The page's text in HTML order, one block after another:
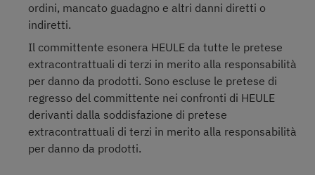
ordini, mancato guadagno e altri danni diretti o
indiretti.
Il committente esonera HEULE da tutte le pretese
extracontrattuali di terzi in merito alla responsabilità
per danno da prodotti. Sono escluse le pretese di
regresso del committente nei confronti di HEULE
derivanti dalla soddisfazione di pretese
extracontrattuali di terzi in merito alla responsabilità
per danno da prodotti.